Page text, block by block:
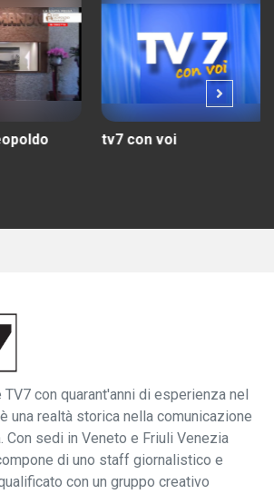
tv7 con voi
TV7 con quarant'anni di esperienza nel
una realtà storica nella comunicazione
Con sedi in Veneto e Friuli Venezia
di uno staff giornalistico e
con un gruppo creativo